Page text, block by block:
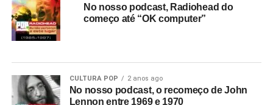
No nosso podcast, Radiohead do
começo até “OK computer”
CULTURA POP 2 anos ago
No nosso podcast, o recomeço de John
Lennon entre 1969 e 1970